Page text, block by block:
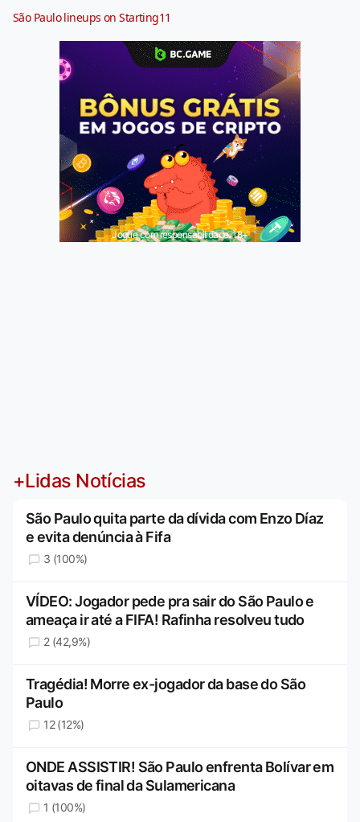
São Paulo lineups on Starting11
Jogue com responsabilidade. 18+
+Lidas Notícias
São Paulo quita parte da dívida com Enzo Díaz
e evita denúncia à Fifa
3 (100%)
VÍDEO: Jogador pede pra sair do São Paulo e
ameaça ir até a FIFA! Rafinha resolveu tudo
2 (42,9%)
Tragédia! Morre ex-jogador da base do São
Paulo
12 (12%)
ONDE ASSISTIR! São Paulo enfrenta Bolívar em
oitavas de final da Sulamericana
1 (100%)